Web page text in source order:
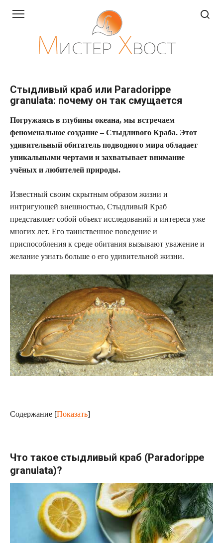
Стыдливый краб или Paradorippe
granulata: почему он так смущается
Погружаясь в глубины океана, мы встречаем
феноменальное создание – Стыдливого Краба. Этот
удивительный обитатель подводного мира обладает
уникальными чертами и захватывает внимание
учёных и любителей природы.
Известный своим скрытным образом жизни и
интригующей внешностью, Стыдливый Краб
представляет собой объект исследований и интереса уже
многих лет. Его таинственное поведение и
приспособления к среде обитания вызывают уважение и
желание узнать больше о его удивительной жизни.
Содержание [Показать]
Что такое стыдливый краб (Paradorippe
granulata)?